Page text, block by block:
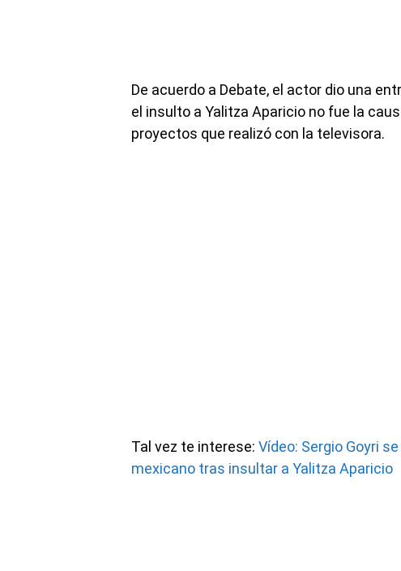
De acuerdo a Debate, el actor dio una
el insulto a Yalitza Aparicio no fue la
proyectos que realizó con la televisora.
Tal vez te interese: Vídeo: Sergio Goyri
mexicano tras insultar a Yalitza Aparicio